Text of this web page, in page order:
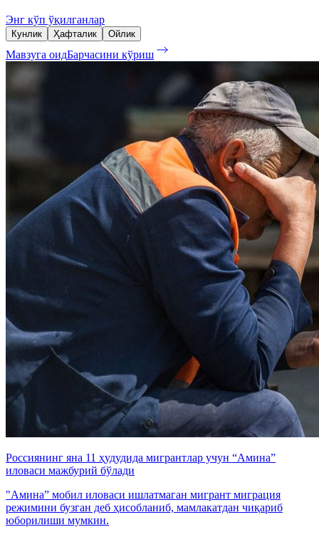
Энг кўп ўқилганлар
Кунлик Ҳафталик Ойлик
Мавзуга оидБарчасини кўриш
Россиянинг яна 11 ҳудудида мигрантлар учун “Амина”
иловаси мажбурий бўлади
"Амина” мобил иловаси ишлатмаган мигрант миграция
режимини бузган деб ҳисобланиб, мамлакатдан чиқариб
юборилиши мумкин.